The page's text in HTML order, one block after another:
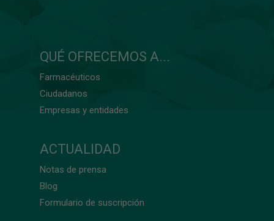
QUÉ OFRECEMOS A...
Farmacéuticos
Ciudadanos
Empresas y entidades
ACTUALIDAD
Notas de prensa
Blog
Formulario de suscripción